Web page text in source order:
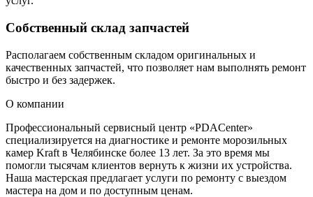
Собственный склад запчастей
Располагаем собственным складом оригинальных и
качественных запчастей, что позволяет нам выполнять ремонт
быстро и без задержек.
О компании
Профессиональный сервисный центр «PDACenter»
специализируется на диагностике и ремонте морозильных
камер Kraft в Челябинске более 13 лет. За это время мы
помогли тысячам клиентов вернуть к жизни их устройства.
Наша мастерская предлагает услуги по ремонту с выездом
мастера на дом и по доступным ценам.